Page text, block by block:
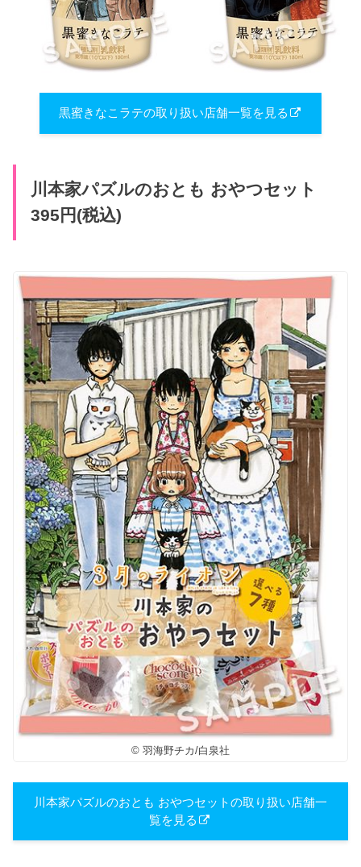
黒蜜きなこラテの取り扱い店舗一覧を見る
川本家パズルのおとも おやつセット
395円(税込)
© 羽海野チカ/白泉社
川本家パズルのおとも おやつセットの取り扱い店舗一
覧を見る